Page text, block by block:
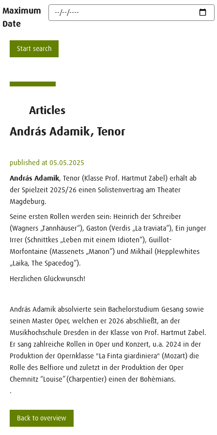
Maximum
Date
Articles
András Adamik, Tenor
published at 05.05.2025
András Adamik, Tenor (Klasse Prof. Hartmut Zabel) erhält ab
der Spielzeit 2025/26 einen Solistenvertrag am Theater
Magdeburg.
Seine ersten Rollen werden sein: Heinrich der Schreiber
(Wagners „Tannhäuser“), Gaston (Verdis „La traviata“), Ein junger
Irrer (Schnittkes „Leben mit einem Idioten“), Guillot-
Morfontaine (Massenets „Manon”) und Mikhail (Hepplewhites
„Laika, The Spacedog”).
Herzlichen Glückwunsch!
András Adamik absolvierte sein Bachelorstudium Gesang sowie
seinen Master Oper, welchen er 2026 abschließt, an der
Musikhochschule Dresden in der Klasse von Prof. Hartmut Zabel.
Er sang zahlreiche Rollen in Oper und Konzert, u.a. 2024 in der
Produktion der Opernklasse "La Finta giardiniera" (Mozart) die
Rolle des Belfiore und zuletzt in der Produktion der Oper
Chemnitz “Louise” (Charpentier) einen der Bohèmians.
.
Back to overview